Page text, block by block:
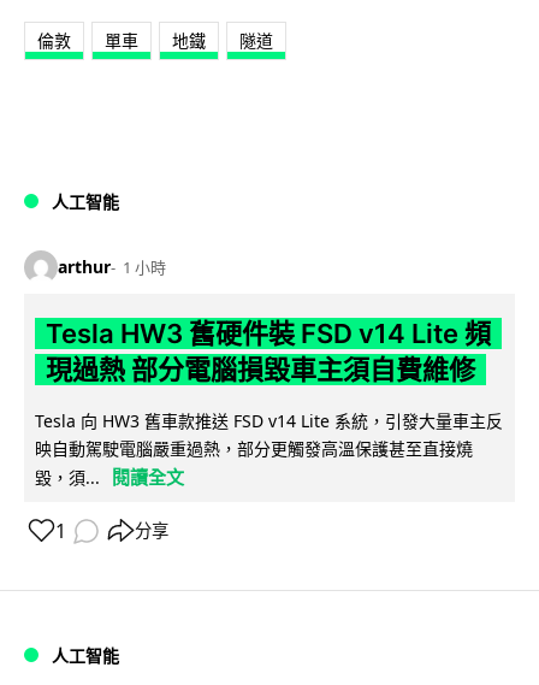
倫敦 單車 地鐵 隧道
人工智能
arthur 1 小時
Tesla HW3 舊硬件裝 FSD v14 Lite 頻
現過熱 部分電腦損毀車主須自費維修
Tesla 向 HW3 舊車款推送 FSD v14 Lite 系統，引發大量車主反
映自動駕駛電腦嚴重過熱，部分更觸發高溫保護甚至直接燒
毀，須...
閱讀全文
1 分享
人工智能